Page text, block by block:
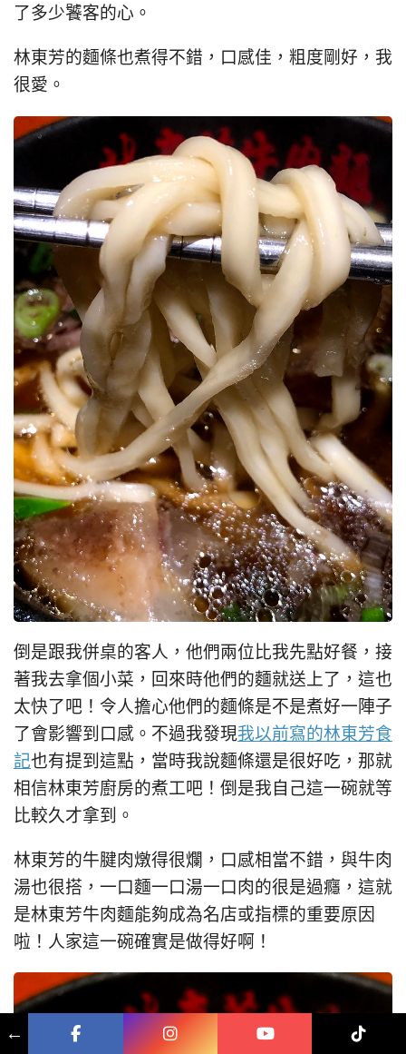
了多少饕客的心。
林東芳的麵條也煮得不錯，口感佳，粗度剛好，我
很愛。
倒是跟我併桌的客人，他們兩位比我先點好餐，接
著我去拿個小菜，回來時他們的麵就送上了，這也
太快了吧！令人擔心他們的麵條是不是煮好一陣子
了會影響到口感。不過我發現我以前寫的林東芳食
記也有提到這點，當時我說麵條還是很好吃，那就
相信林東芳廚房的煮工吧！倒是我自己這一碗就等
比較久才拿到。
林東芳的牛腱肉燉得很爛，口感相當不錯，與牛肉
湯也很搭，一口麵一口湯一口肉的很是過癮，這就
是林東芳牛肉麵能夠成為名店或指標的重要原因
啦！人家這一碗確實是做得好啊！
←